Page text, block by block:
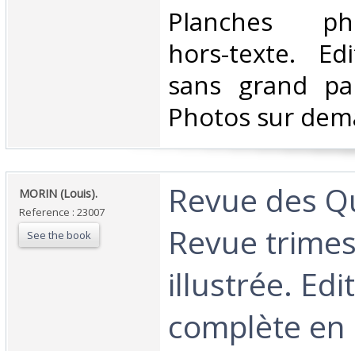
‎Planches
hors-texte.
sans grand
Photos sur
‎MORIN (Louis).‎
Reference : 23007
See the book
‎Revue des
Revue
illustrée.
complète